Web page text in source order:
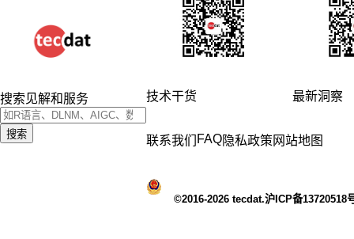
搜索见解和服务
搜索
技术干货 最新洞察
联系我们 FAQ隐私政策 网站地图
©2016-2026 tecdat.沪ICP备13720518